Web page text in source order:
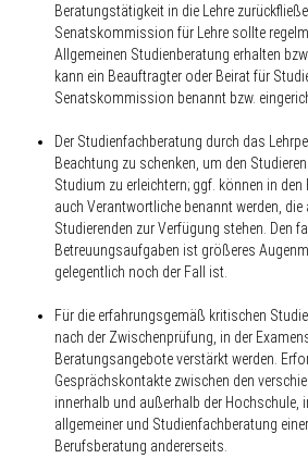
Beratungstätigkeit in die Lehre
Senatskommission für Lehre sollte
Allgemeinen Studienberatung erhalten
kann ein Beauftragter oder Beirat für
Senatskommission benannt bzw.
Der Studienfachberatung durch das
Beachtung zu schenken, um den
Studium zu erleichtern; ggf. können in den
auch Verantwortliche benannt werden,
Studierenden zur Verfügung stehen. Den
Betreuungsaufgaben ist größeres
gelegentlich noch der Fall ist.
Für die erfahrungsgemäß kritischen
nach der Zwischenprüfung, in der
Beratungsangebote verstärkt werden.
Gesprächskontakte zwischen den
innerhalb und außerhalb der Hochschule,
allgemeiner und Studienfachberatung
Berufsberatung andererseits.